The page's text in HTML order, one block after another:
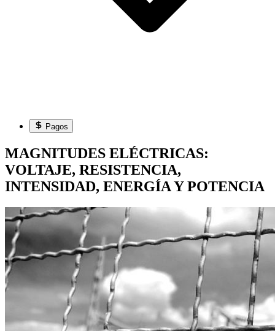
Pagos
MAGNITUDES ELÉCTRICAS:
VOLTAJE, RESISTENCIA,
INTENSIDAD, ENERGÍA Y POTENCIA